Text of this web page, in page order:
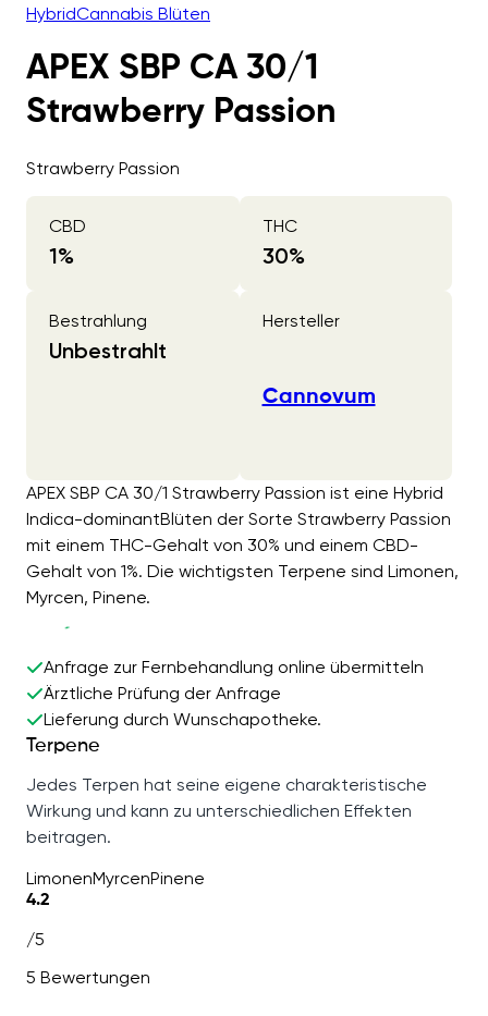
HybridCannabis Blüten
APEX SBP CA 30/1
Strawberry Passion
Strawberry Passion
CBD
1%
THC
30%
Bestrahlung
Unbestrahlt
Hersteller
Cannovum
APEX SBP CA 30/1 Strawberry Passion ist eine Hybrid
Indica-dominantBlüten der Sorte Strawberry Passion
mit einem THC-Gehalt von 30% und einem CBD-
Gehalt von 1%. Die wichtigsten Terpene sind Limonen,
Myrcen, Pinene.
Anfrage zur Fernbehandlung online übermitteln
Ärztliche Prüfung der Anfrage
Lieferung durch Wunschapotheke.
Terpene
Jedes Terpen hat seine eigene charakteristische
Wirkung und kann zu unterschiedlichen Effekten
beitragen.
LimonenMyrcenPinene
4.2
/5
5 Bewertungen